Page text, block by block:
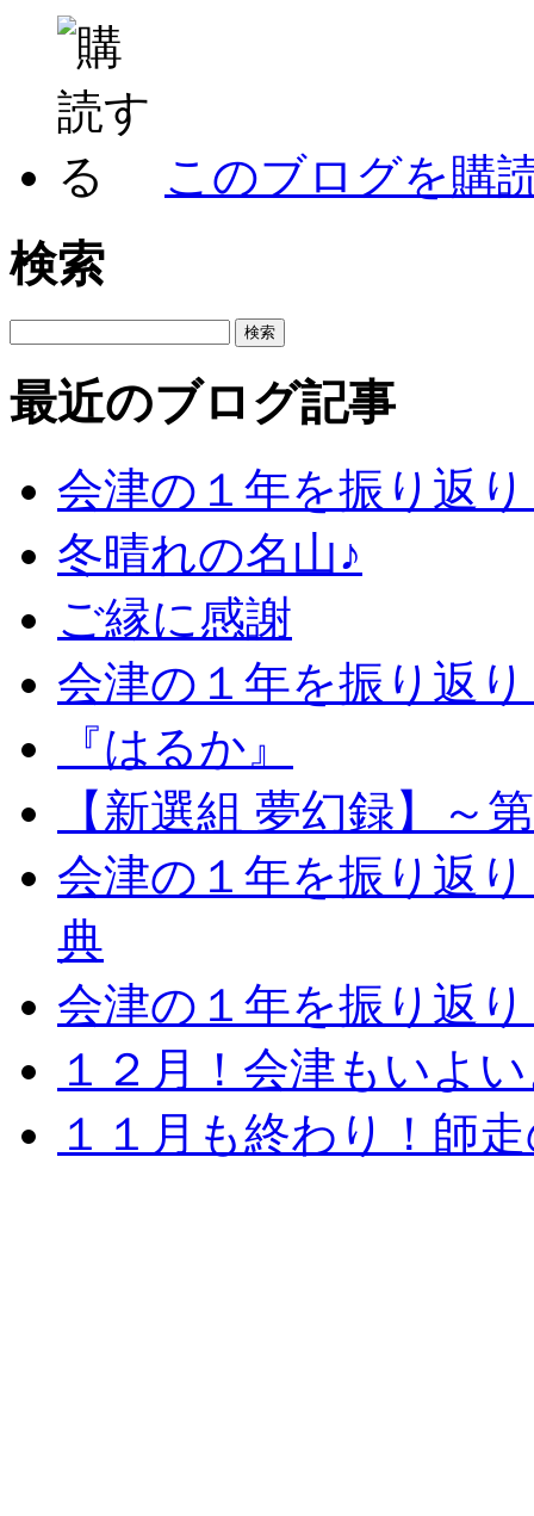
このブログを購
検索
最近のブログ記事
会津の１年を振り返
冬晴れの名山♪
ご縁に感謝
会津の１年を振り返
『はるか』
【新選組 夢幻録】～
会津の１年を振り返
典
会津の１年を振り返
１２月！会津もいよ
１１月も終わり！師